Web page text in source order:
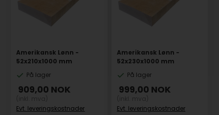
Amerikansk Lønn -
52x210x1000 mm
På lager
909,00 NOK
Evt. leveringskostnader
Amerikansk Lønn -
52x230x1000 mm
På lager
999,00 NOK
Evt. leveringskostnader